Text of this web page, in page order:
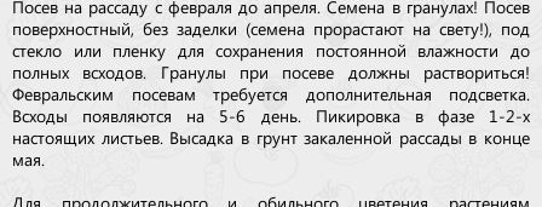
Посев на рассаду с февраля до апреля. Семена в гранулах! Посев
поверхностный, без заделки (семена прорастают на свету!), под
стекло или пленку для сохранения постоянной влажности до
полных всходов. Гранулы при посеве должны раствориться!
Февральским посевам требуется дополнительная подсветка.
Всходы появляются на 5-6 день. Пикировка в фазе 1-2-х
настоящих листьев. Высадка в грунт закаленной рассады в конце
мая.
Для продолжительного и обильного цветения растениям